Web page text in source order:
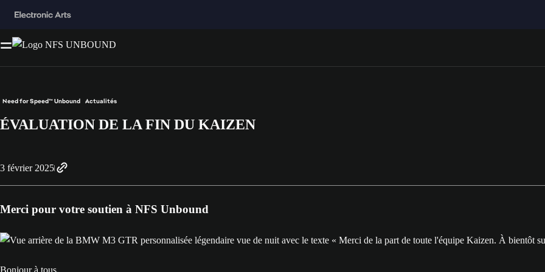
Need for Speed™ Unbound Actualités
ÉVALUATION DE LA FIN DU KAIZEN
3 février 2025
Merci pour votre soutien à NFS Unbound
Bonjour à tous,